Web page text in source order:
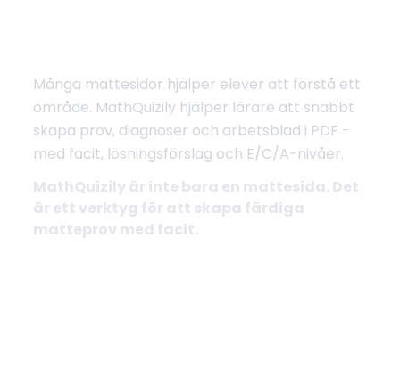
Många mattesidor hjälper elever att förstå ett
område. MathQuizily hjälper lärare att snabbt
skapa prov, diagnoser och arbetsblad i PDF -
med facit, lösningsförslag och E/C/A-nivåer.
MathQuizily är inte bara en mattesida. Det
är ett verktyg för att skapa färdiga
matteprov med facit.